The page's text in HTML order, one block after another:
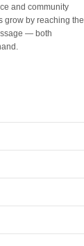
and community
grow by reaching the
— both